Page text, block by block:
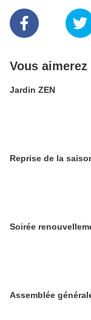
Vous aimerez
Jardin ZEN
Reprise de la
Soirée
Assemblée